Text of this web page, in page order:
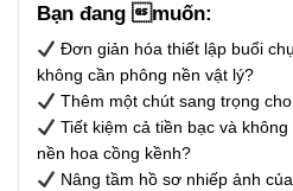
Bạn đang muốn:
Đơn giản hóa thiết lập buổi
không cần phông nền vật lý?
Thêm một chút sang trọng
Tiết kiệm cả tiền bạc và
nền hoa cồng kềnh?
Nâng tầm hồ sơ nhiếp ảnh